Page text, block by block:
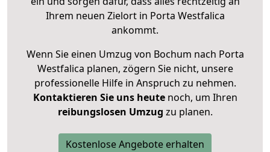
Ihrem neuen Zielort in Porta Westfalica
ankommt.
Wenn Sie einen Umzug von Bochum nach Porta
Westfalica planen, zögern Sie nicht, unsere
professionelle Hilfe in Anspruch zu nehmen.
Kontaktieren Sie uns heutenoch, um Ihren
reibungslosen Umzug zu planen.
Kostenlose Angebote erhalten